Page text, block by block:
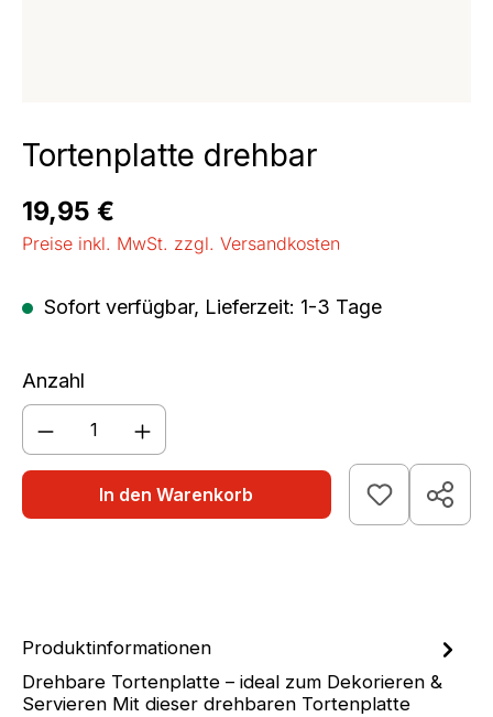
Tortenplatte drehbar
Regulärer Preis:
19,95 €
Preise inkl. MwSt. zzgl. Versandkosten
Sofort verfügbar, Lieferzeit: 1-3 Tage
Anzahl
Produkt Anzahl: Gib den
In den Warenkorb
Produktinformationen
Drehbare Tortenplatte – ideal zum Dekorieren &
Servieren Mit dieser drehbaren Tortenplatte